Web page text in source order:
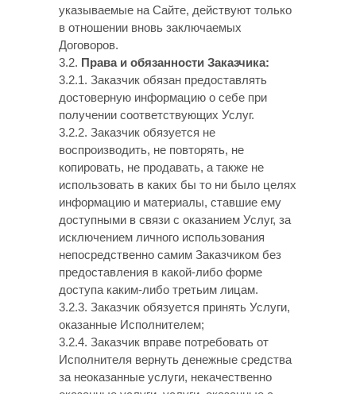
указываемые на Сайте, действуют только
в отношении вновь заключаемых
Договоров.
3.2. Права и обязанности Заказчика:
3.2.1. Заказчик обязан предоставлять
достоверную информацию о себе при
получении соответствующих Услуг.
3.2.2. Заказчик обязуется не
воспроизводить, не повторять, не
копировать, не продавать, а также не
использовать в каких бы то ни было целях
информацию и материалы, ставшие ему
доступными в связи с оказанием Услуг, за
исключением личного использования
непосредственно самим Заказчиком без
предоставления в какой-либо форме
доступа каким-либо третьим лицам.
3.2.3. Заказчик обязуется принять Услуги,
оказанные Исполнителем;
3.2.4. Заказчик вправе потребовать от
Исполнителя вернуть денежные средства
за неоказанные услуги, некачественно